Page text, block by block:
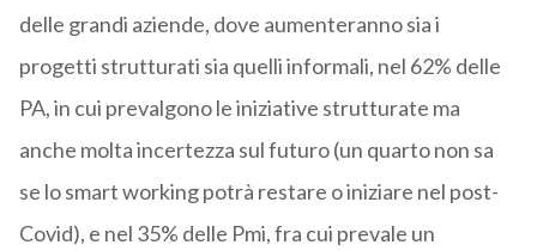
delle grandi aziende, dove aumenteranno sia i
progetti strutturati sia quelli informali, nel 62% delle
PA, in cui prevalgono le iniziative strutturate ma
anche molta incertezza sul futuro (un quarto non sa
se lo smart working potrà restare o iniziare nel post-
Covid), e nel 35% delle Pmi, fra cui prevale un